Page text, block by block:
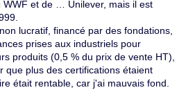
WWF et de … Unilever, mais il est
lucratif, financé par des fondations,
prises aux industriels pour
produits (0,5 % du prix de vente HT),
que plus des certifications étaient
était rentable, car j'ai mauvais fond.